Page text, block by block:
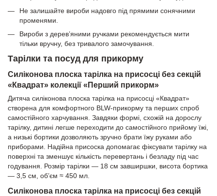
Не залишайте вироби надовго під прямими сонячними
променями.
Вироби з дерев’яними ручками рекомендується мити
тільки вручну, без тривалого замочування.
Тарілки та посуд для прикорму
Силіконова плоска тарілка на присосці без секцій
«Квадрат» колекції «Перший прикорм»
Дитяча силіконова плоска тарілка на присосці «Квадрат»
створена для комфортного BLW-прикорму та перших спроб
самостійного харчування. Завдяки формі, схожій на дорослу
тарілку, дитині легше переходити до самостійного прийому їжі,
а низькі бортики дозволяють зручно брати їжу руками або
приборами. Надійна присоска допомагає фіксувати тарілку на
поверхні та зменшує кількість перевертань і безладу під час
годування. Розмір тарілки — 18 см завширшки, висота бортика
— 3,5 см, об’єм ≈ 450 мл.
Силіконова плоска тарілка на присосці без секцій